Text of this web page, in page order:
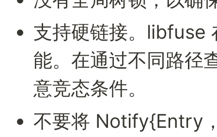
支持硬链接。libfuse
能。在通过不同路径
意竞态条件。
不要将 Notify{Entry